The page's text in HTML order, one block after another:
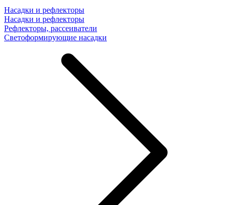
Насадки и рефлекторы
Насадки и рефлекторы
Рефлекторы, рассеиватели
Светоформирующие насадки